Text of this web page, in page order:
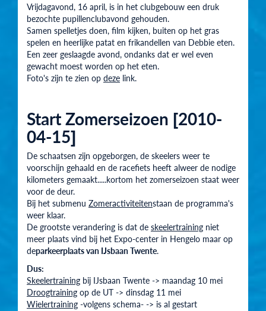
Vrijdagavond, 16 april, is in het clubgebouw een druk
bezochte pupillenclubavond gehouden.
Samen spelletjes doen, film kijken, buiten op het gras
spelen en heerlijke patat en frikandellen van Debbie eten.
Een zeer geslaagde avond, ondanks dat er wel even
gewacht moest worden op het eten.
Foto's zijn te zien op deze link.
Start Zomerseizoen [2010-
04-15]
De schaatsen zijn opgeborgen, de skeelers weer te
voorschijn gehaald en de racefiets heeft alweer de nodige
kilometers gemaakt.....kortom het zomerseizoen staat weer
voor de deur.
Bij het submenu Zomeractiviteitenstaan de programma's
weer klaar.
De grootste verandering is dat de skeelertraining niet
meer plaats vind bij het Expo-center in Hengelo maar op
deparkeerplaats van IJsbaan Twente.
Dus:
Skeelertraining bij IJsbaan Twente -> maandag 10 mei
Droogtraining op de UT -> dinsdag 11 mei
Wielertraining -volgens schema- -> is al gestart